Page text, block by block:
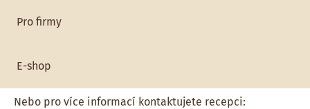
Pro firmy
E-shop
variantu.
Nebo pro více informací kontaktujete recepci: